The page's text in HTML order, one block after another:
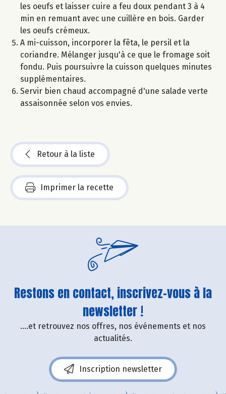
les oeufs et laisser cuire a feu doux pendant 3 à 4
min en remuant avec une cuillère en bois. Garder
les oeufs crémeux.
A mi-cuisson, incorporer la fêta, le persil et la
coriandre. Mélanger jusqu'à ce que le fromage soit
fondu. Puis poursuivre la cuisson quelques minutes
supplémentaires.
Servir bien chaud accompagné d'une salade verte
assaisonnée selon vos envies.
Retour à la liste
Imprimer la recette
Restons en contact, inscrivez-vous à la
newsletter !
....et retrouvez nos offres, nos événements et nos
actualités.
Inscription newsletter